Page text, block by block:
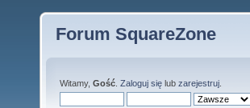
Forum SquareZone
Witamy, Gość Zaloguj się lub zarejestruj